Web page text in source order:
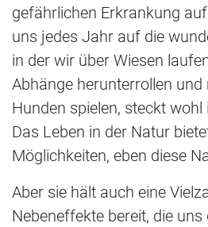
gefährlichen Erkrankung
uns jedes Jahr auf die
in der wir über Wiesen
Abhänge herunterrollen und
Hunden spielen, steckt wohl
Das Leben in der Natur
Möglichkeiten, eben diese
Aber sie hält auch eine
Nebeneffekte bereit, die